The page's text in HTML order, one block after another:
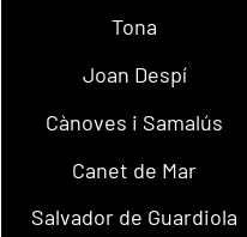
Tona
Joan Despí
Cànoves i Samalús
Canet de Mar
Salvador de Guardiola